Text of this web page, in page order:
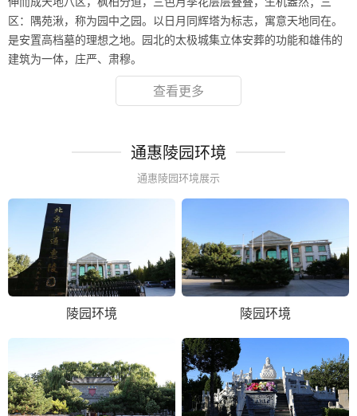
区：隅苑湫，称为园中之园。以日月同辉塔为标志，寓意天地同在。
是安置高档墓的理想之地。园北的太极城集立体安葬的功能和雄伟的
建筑为一体，庄严、肃穆。
查看更多
通惠陵园环境
通惠陵园环境展示
陵园环境 陵园环境